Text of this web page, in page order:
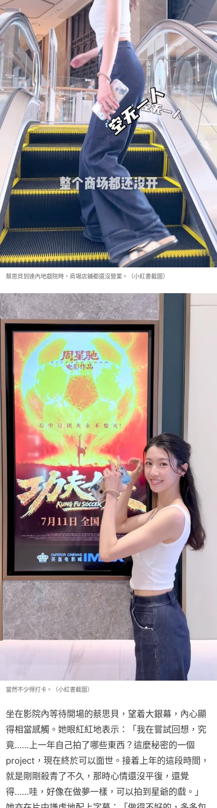
蔡思貝到達內地戲院時，商場店鋪都還沒營業。（小紅書截圖）
當然不少得打卡。（小紅書截圖）
坐在影院內等待開場的蔡思貝，望着大銀幕，內心顯
得相當感觸。她眼紅紅地表示：「我在嘗試回想，究
竟……上一年自己拍了哪些東西？這麼秘密的一個
project，現在終於可以面世。接着上年的這段時間，
就是剛剛殺青了不久，那時心情還沒平復，還覺
得……哇，好像在做夢一樣，可以拍到星爺的戲。」